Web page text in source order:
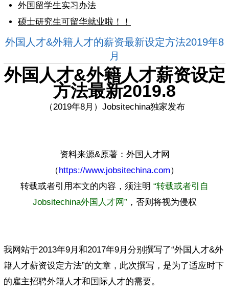
外国留学生实习办法
硕士研究生可留华就业啦！！
外国人才&外籍人才的薪资最新设定方法2019年8
月
外国人才&外籍人才薪资设定
方法最新2019.8
（2019年8月）Jobsitechina独家发布
资料来源&原著：外国人才网
（ https://www.jobsitechina.com）
转载或者引用本文的内容，须注明 “转载或者引自
Jobsitechina外国人才网” ，否则将视为侵权
我网站于2013年9月和2017年9月分别撰写了“外国人才&外
籍人才薪资设定方法”的文章，此次撰写，是为了适应时下
的雇主招聘外籍人才和国际人才的需要。